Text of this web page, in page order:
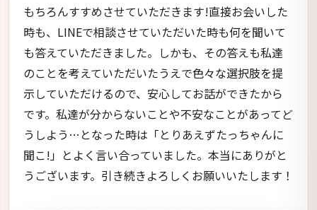
もちろんすすめさせていただきます!直接お会いした
時も、LINEで相談させていただいた時も何を聞いて
も答えていただきました。しかも、その答えも私達
のことを考えていただいたうえで色々な選択肢を提
示していただけるので、安心してお話ができたから
です。私達が分からないことや不安なことがあってど
うしよう…となった時は「とりあえずたっちゃんに
聞こ!」とよく言い合っていました。本当にありがと
うございます。引き続きよろしくお願いいたします！